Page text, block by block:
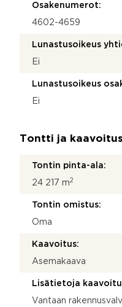
Osakenumerot:
4602-4659
Lunastusoikeus
Ei
Lunastusoikeus
Ei
Tontti ja kaavoitus
Tontin pinta-ala:
24 217 m2
Tontin omistus:
Oma
Kaavoitus:
Asemakaava
Lisätietoja
Vantaan